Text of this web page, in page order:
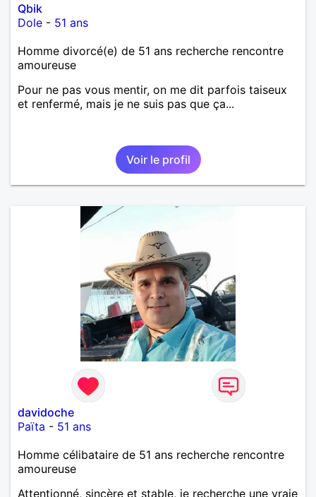
Qbik
Dole - 51 ans
Homme divorcé(e) de 51 ans recherche rencontre
amoureuse
Pour ne pas vous mentir, on me dit parfois taiseux
et renfermé, mais je ne suis pas que ça...
Voir le profil
davidoche
Païta - 51 ans
Homme célibataire de 51 ans recherche rencontre
amoureuse
Attentionné, sincère et stable, je recherche une vraie